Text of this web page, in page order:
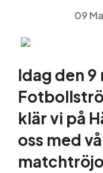
App
Guider och tips
09
Idag den 9
klär vi på
oss med